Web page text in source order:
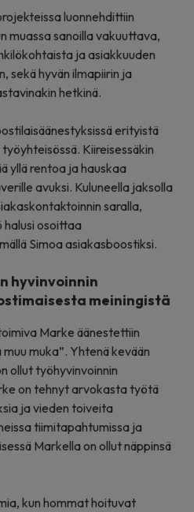
luonnehdittiin
muassa sanoilla vakuuttava,
ja asiakkuuden
sekä hyvän ilmapiirin ja
hetkinä.
erityistä
Kiireisessäkin
yllä rentoa ja hauskaa
avuksi. Kuluneella jaksolla
saralla,
osoittaa
Simoa asiakasboostiksi.
hyvinvoinnin
meiningistä
Marke äänestettiin
muka”. Yhtenä kevään
ollut työhyvinvoinnin
on tehnyt arvokasta työtä
ja vieden toiveita
tiimitapahtumissa ja
Markella on ollut näppinsä
kun hommat hoituvat